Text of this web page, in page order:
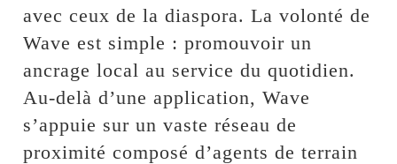
avec ceux de la diaspora. La volonté de
Wave est simple : promouvoir un
ancrage local au service du quotidien.
Au-delà d’une application, Wave
s’appuie sur un vaste réseau de
proximité composé d’agents de terrain